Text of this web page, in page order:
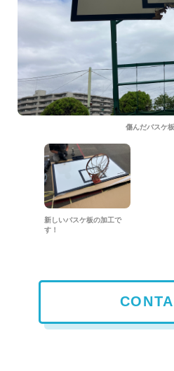
傷んだバスケ
新しいバスケ板の加工で
す！